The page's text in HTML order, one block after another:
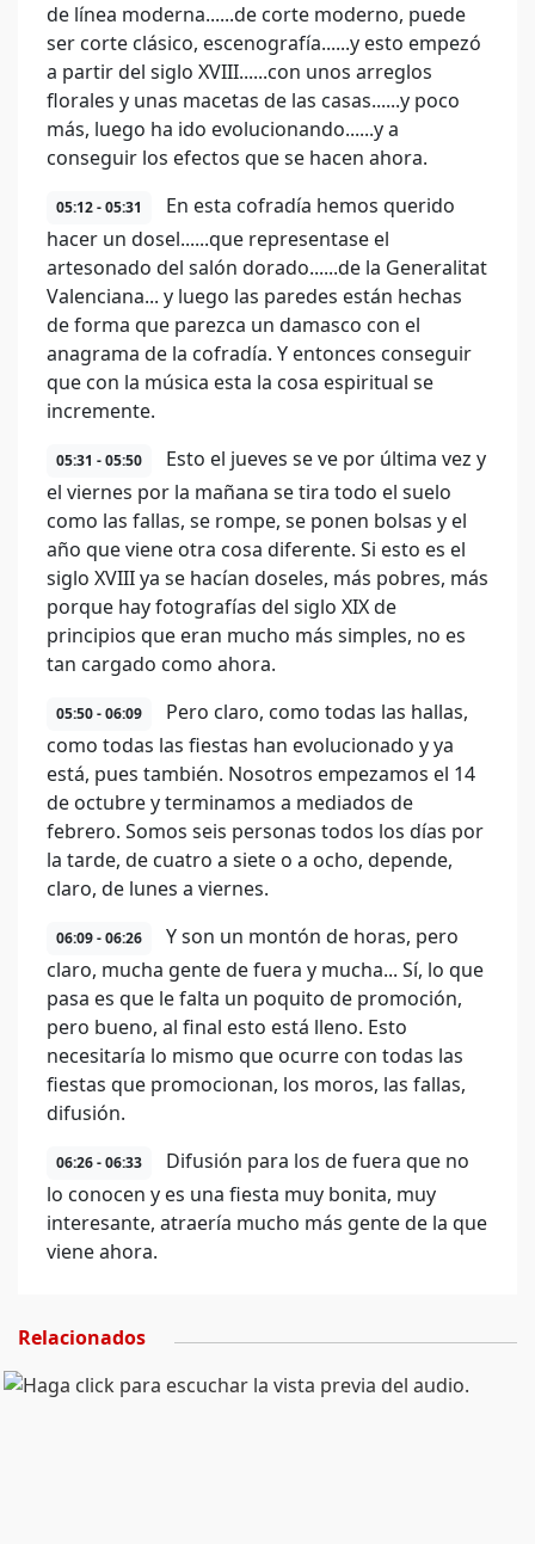
de línea moderna......de corte moderno, puede
ser corte clásico, escenografía......y esto empezó
a partir del siglo XVIII......con unos arreglos
florales y unas macetas de las casas......y poco
más, luego ha ido evolucionando......y a
conseguir los efectos que se hacen ahora.
05:12 - 05:31
En esta cofradía hemos querido
hacer un dosel......que representase el
artesonado del salón dorado......de la Generalitat
Valenciana... y luego las paredes están hechas
de forma que parezca un damasco con el
anagrama de la cofradía. Y entonces conseguir
que con la música esta la cosa espiritual se
incremente.
05:31 - 05:50
Esto el jueves se ve por última vez y
el viernes por la mañana se tira todo el suelo
como las fallas, se rompe, se ponen bolsas y el
año que viene otra cosa diferente. Si esto es el
siglo XVIII ya se hacían doseles, más pobres, más
porque hay fotografías del siglo XIX de
principios que eran mucho más simples, no es
tan cargado como ahora.
05:50 - 06:09
Pero claro, como todas las hallas,
como todas las fiestas han evolucionado y ya
está, pues también. Nosotros empezamos el 14
de octubre y terminamos a mediados de
febrero. Somos seis personas todos los días por
la tarde, de cuatro a siete o a ocho, depende,
claro, de lunes a viernes.
06:09 - 06:26
Y son un montón de horas, pero
claro, mucha gente de fuera y mucha... Sí, lo que
pasa es que le falta un poquito de promoción,
pero bueno, al final esto está lleno. Esto
necesitaría lo mismo que ocurre con todas las
fiestas que promocionan, los moros, las fallas,
difusión.
06:26 - 06:33
Difusión para los de fuera que no
lo conocen y es una fiesta muy bonita, muy
interesante, atraería mucho más gente de la que
viene ahora.
Relacionados